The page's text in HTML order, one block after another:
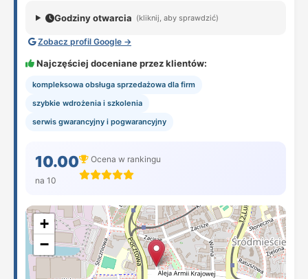
Godziny otwarcia (kliknij, aby sprawdzić)
Zobacz profil Google →
Najczęściej doceniane przez klientów:
kompleksowa obsługa sprzedażowa dla firm
szybkie wdrożenia i szkolenia
serwis gwarancyjny i pogwarancyjny
10.00
na 10
Ocena w rankingu
+
−